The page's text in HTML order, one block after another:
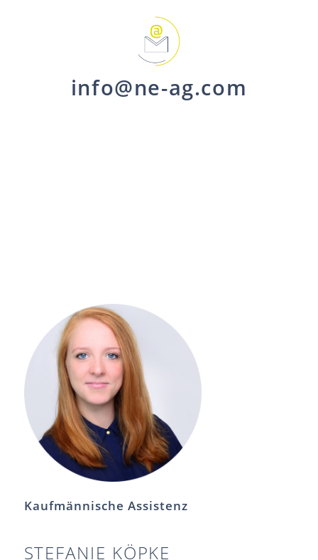
info@ne-ag.com
Kaufmännische Assistenz
STEFANIE KÖPKE